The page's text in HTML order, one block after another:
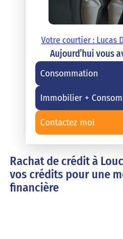
Votre courtier : Lucas
Aujourd’hui vous
Consommation
Immobilier +
Contactez moi
Rachat de crédit à
vos crédits pour une
financière